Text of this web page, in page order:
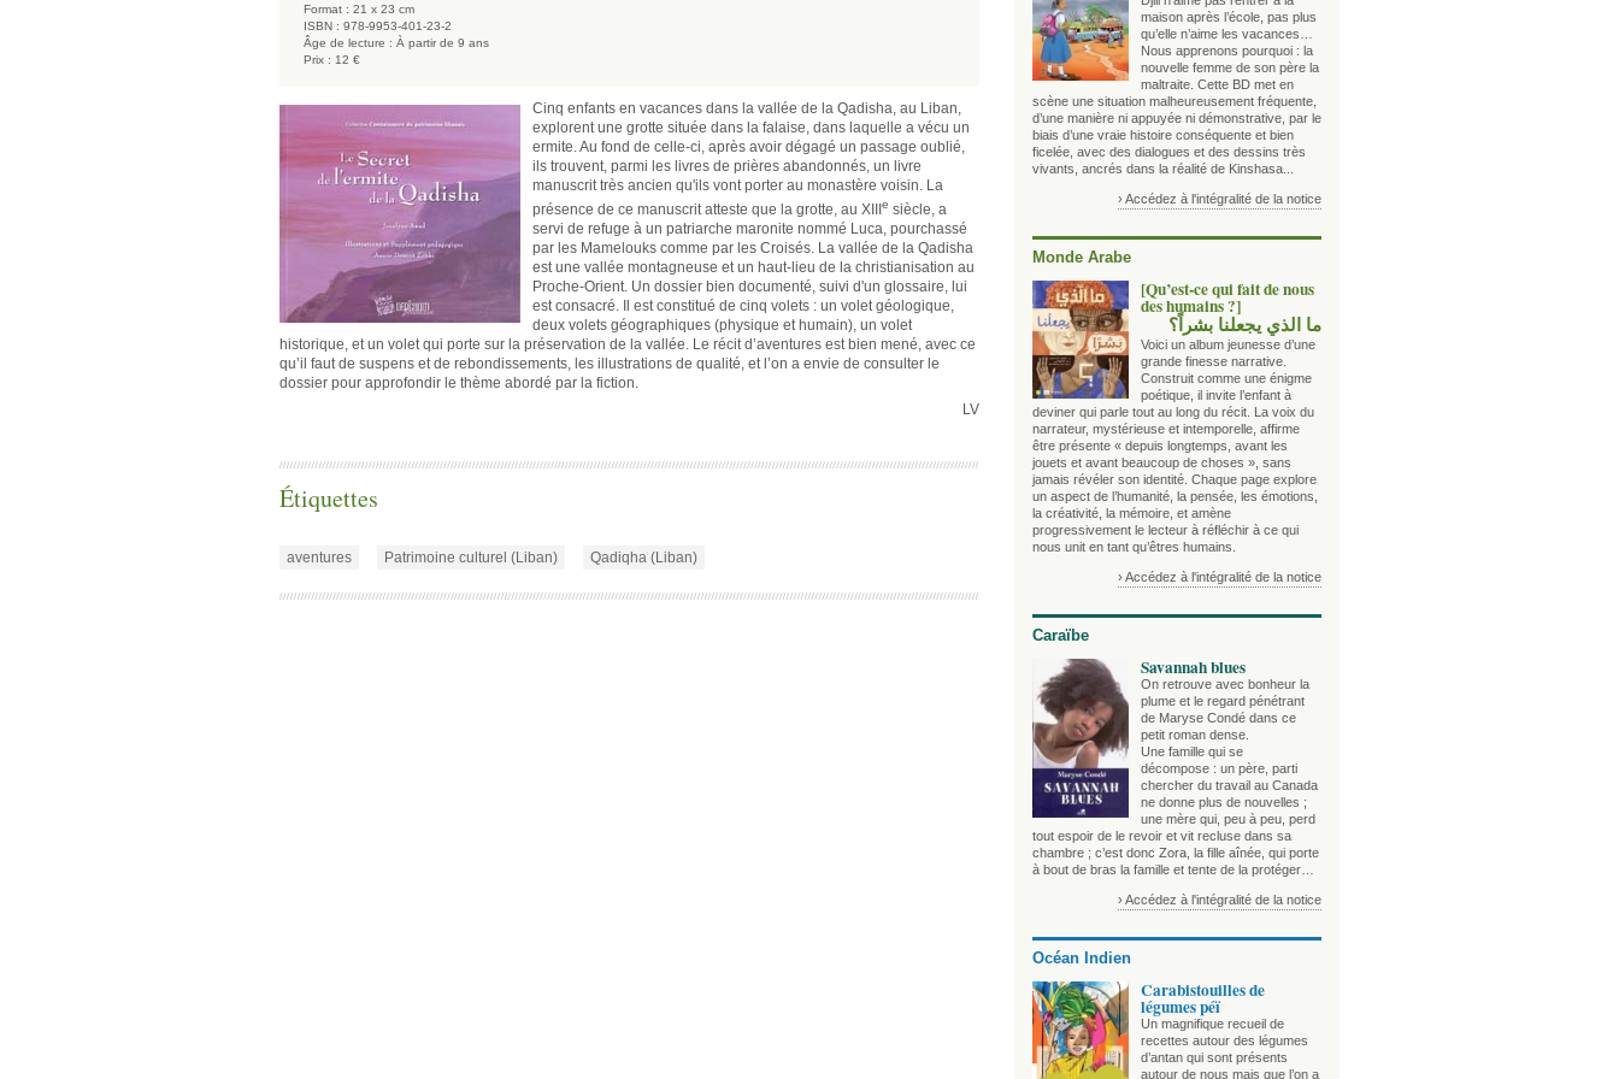
Format : 21 x 23 cm
ISBN : 978-9953-401-23-2
Âge de lecture : À partir de 9 ans
Prix : 12 €
Cinq enfants en vacances dans la vallée de la Qadisha, au Liban,
explorent une grotte située dans la falaise, dans laquelle a vécu un
ermite. Au fond de celle-ci, après avoir dégagé un passage oublié,
ils trouvent, parmi les livres de prières abandonnés, un livre
manuscrit très ancien qu'ils vont porter au monastère voisin. La
présence de ce manuscrit atteste que la grotte, au XIIIe siècle, a
servi de refuge à un patriarche maronite nommé Luca, pourchassé
par les Mamelouks comme par les Croisés. La vallée de la Qadisha
est une vallée montagneuse et un haut-lieu de la christianisation au
Proche-Orient. Un dossier bien documenté, suivi d'un glossaire, lui
est consacré. Il est constitué de cinq volets : un volet géologique,
deux volets géographiques (physique et humain), un volet
historique, et un volet qui porte sur la préservation de la vallée. Le récit d’aventures est bien mené, avec ce
qu’il faut de suspens et de rebondissements, les illustrations de qualité, et l’on a envie de consulter le
dossier pour approfondir le thème abordé par la fiction.
LV
Étiquettes
aventures Patrimoine culturel (Liban) Qadiqha (Liban)
maison après l’école, pas plus
qu’elle n’aime les vacances…
Nous apprenons pourquoi : la
nouvelle femme de son père la
maltraite. Cette BD met en
scène une situation malheureusement fréquente,
d’une manière ni appuyée ni démonstrative, par le
biais d’une vraie histoire conséquente et bien
ficelée, avec des dialogues et des dessins très
vivants, ancrés dans la réalité de Kinshasa...
› Accédez à l'intégralité de la notice
Monde Arabe
[Qu’est-ce qui fait de nous
des humains ?]
ما الذي يجعلنا بشراً؟
Voici un album jeunesse d’une
grande finesse narrative.
Construit comme une énigme
poétique, il invite l’enfant à
deviner qui parle tout au long du récit. La voix du
narrateur, mystérieuse et intemporelle, affirme
être présente « depuis longtemps, avant les
jouets et avant beaucoup de choses », sans
jamais révéler son identité. Chaque page explore
un aspect de l’humanité, la pensée, les émotions,
la créativité, la mémoire, et amène
progressivement le lecteur à réfléchir à ce qui
nous unit en tant qu’êtres humains.
› Accédez à l'intégralité de la notice
Caraïbe
Savannah blues
On retrouve avec bonheur la
plume et le regard pénétrant
de Maryse Condé dans ce
petit roman dense.
Une famille qui se
décompose : un père, parti
chercher du travail au Canada
ne donne plus de nouvelles ;
une mère qui, peu à peu, perd
tout espoir de le revoir et vit recluse dans sa
chambre ; c’est donc Zora, la fille aînée, qui porte
à bout de bras la famille et tente de la protéger…
› Accédez à l'intégralité de la notice
Océan Indien
Carabistouilles de
légumes péï
Un magnifique recueil de
recettes autour des légumes
d’antan qui sont présents
autour de nous mais que l’on a